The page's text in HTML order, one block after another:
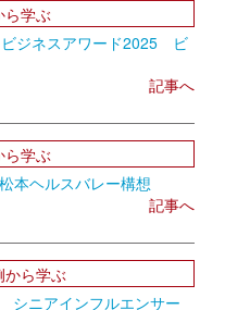
ら学ぶ
ジネスアワード2025 ビ
記事へ
ら学ぶ
本ヘルスバレー構想
記事へ
から学ぶ
ニアインフルエンサー